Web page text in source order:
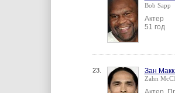
Bob Sapp
Актер
51 год
23. Зан
Zahn